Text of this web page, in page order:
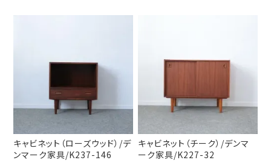
キャビネット（ローズウッド）/デ
ンマーク家具/K237-146
キャビネット（チーク）/デンマ
ーク家具/K227-32